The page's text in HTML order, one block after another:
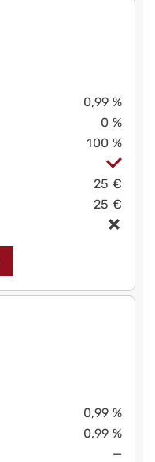
0,99 %
0 %
100 %
25 €
25 €
0,99 %
0,99 %
—